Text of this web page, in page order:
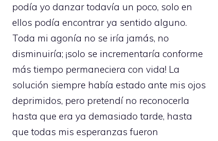
podía yo danzar todavía un poco, solo en
ellos podía encontrar ya sentido alguno.
Toda mi agonía no se iría jamás, no
disminuiría; ¡solo se incrementaría conforme
más tiempo permaneciera con vida! La
solución siempre había estado ante mis ojos
deprimidos, pero pretendí no reconocerla
hasta que era ya demasiado tarde, hasta
que todas mis esperanzas fueron